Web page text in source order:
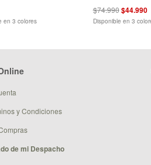
en 3 colores
$74.990$44.990
Disponible en 3
y Condiciones
de mi Despacho